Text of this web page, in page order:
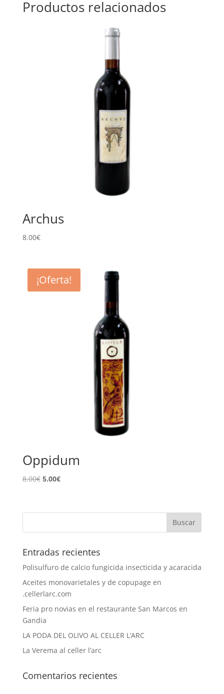
Productos relacionados
Archus
8.00€
¡Oferta!
Oppidum
8.00€ El
era:
5.00€El
es:
Entradas recientes
Polisulfuro de calcio fungicida insecticida y acaracida
Aceites monovarietales y de copupage en
.cellerlarc.com
Feria pro novias en el restaurante San Marcos en
Gandia
LA PODA DEL OLIVO AL CELLER L’ARC
La Verema al celler l’arc
Comentarios recientes